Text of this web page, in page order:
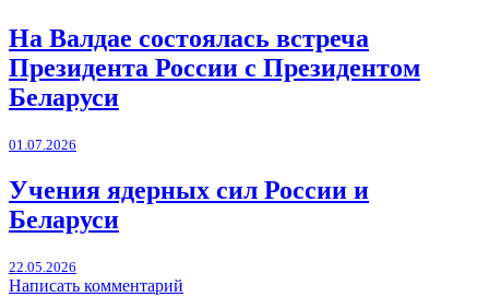
На Валдае состоялась встреча
Президента России с Президентом
Беларуси
01.07.2026
Учения ядерных сил России и
Беларуси
22.05.2026
Написать комментарий